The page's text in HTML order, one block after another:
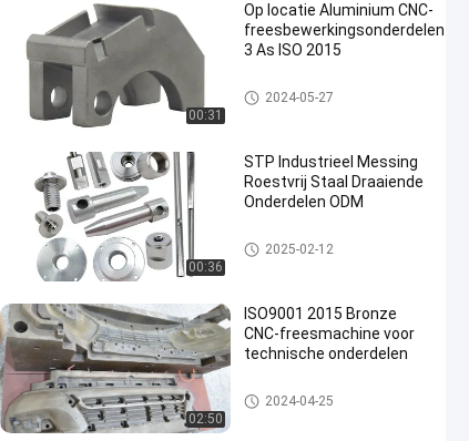
00:31
Op locatie Aluminium CNC-
freesbewerkingsonderdelen
3 As ISO 2015
CNC Malen dat Delen machinaal
bewerkt
2024-05-27
00:36
STP Industrieel Messing
Roestvrij Staal Draaiende
Onderdelen ODM
CNC-draaiwerkstukken
2025-02-12
02:50
ISO9001 2015 Bronze
CNC-freesmachine voor
technische onderdelen
CNC Malen dat Delen machina
al bewerkt
2024-04-25